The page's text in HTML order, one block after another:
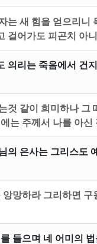
는 새 힘을 얻으리
걸어가도 피곤치 아
의리는 죽음에서 건
것 같이 희미하나
는 주께서 나를 아
의 은사는 그리스도
망하라 그리하면
들으며 네 어미의